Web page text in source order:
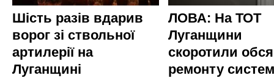
Шість разів вдарив
ворог зі ствольної
артилерії на
Луганщині
ЛОВА: На ТОТ
Луганщини
скоротили
ремонту